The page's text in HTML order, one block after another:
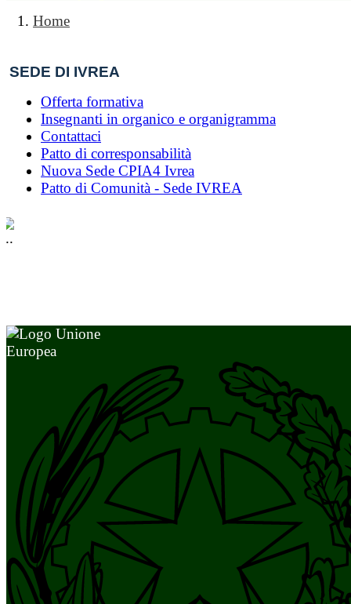
Home
SEDE DI IVREA
Offerta formativa
Insegnanti in organico e organigramma
Contattaci
Patto di corresponsabilità
Nuova Sede CPIA4 Ivrea
Patto di Comunità - Sede IVREA